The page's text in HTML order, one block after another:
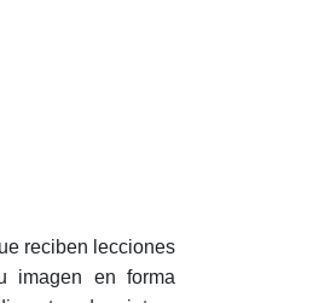
reciben lecciones
imagen en forma